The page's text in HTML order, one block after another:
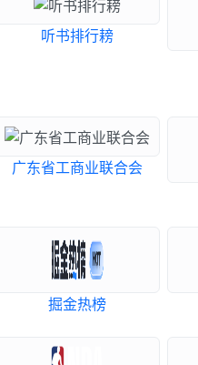
听书排行耪
广东省工商业联合会
掘金热榜